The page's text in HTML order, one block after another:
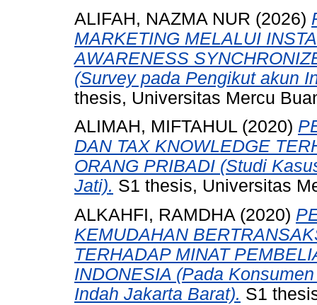
ALIFAH, NAZMA NUR (2026)
MARKETING MELALUI
AWARENESS
(Survey pada Pengikut akun
thesis, Universitas Mercu
ALIMAH, MIFTAHUL (2020)
DAN TAX KNOWLEDGE
ORANG PRIBADI (Studi
Jati). S1 thesis, Universitas
ALKAHFI, RAMDHA (2020)
KEMUDAHAN
TERHADAP MINAT
INDONESIA (Pada
Indah Jakarta Barat). S1